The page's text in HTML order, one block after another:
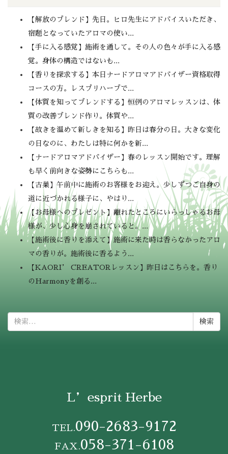
【解放のブレンド】先日。ヒロ先生にアドバイスいただき、
宿題となっていたアロマの使い...
【手に入る感覚】施術を通して。その人の色々が手に入る感
覚。身体の構造ではないも...
【香りを探求する】本日ナードアロマアドバイザー資格取得
コースの方。レスプリハーブで...
【体質を知ってブレンドする】恒例のアロマレッスンは、体
質の改善ブレンド作り。体質や...
【故きを温めて新しきを知る】昨日は春分の日。大きな変化
の日なのに、わたしは特に何かを新...
【ナードアロマアドバイザー】春のレッスン開始です。理解
も早く前向きな姿勢にこちらも...
【古巣】午前中に施術のお客様をお迎え。少しずつご自身の
道に近づかれる様子に、やはり...
【お母様へのプレゼント】離れたところにいらっしゃるお母
様が、少し心身を崩されていると。...
【施術後に香りを添えて】施術に来た時は香らなかったアロ
マの香りが。施術後に香るよう...
【KAORI’ CREATORレッスン】昨日はこちらを。香り
のHarmonyを創る...
索:
L’esprit Herbe
TEL.090-2683-9172
FAX.058-371-6108